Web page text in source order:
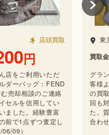
店頭買取
円
利用いただいたお
ジー バゲットなど
ただきました。今
ていただけまし
らお気軽にお問い
日：2025/06/12）
神
買取
新百
いた
取・
ルの
た想
てい